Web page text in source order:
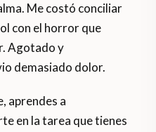
Me costó conciliar
con el horror que
Agotado y
demasiado dolor.
aprendes a
en la tarea que tienes